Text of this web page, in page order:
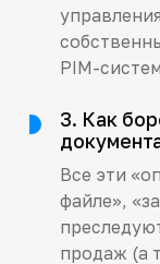
PIM-
3. Как
Все эти
файле»,
продаж (а